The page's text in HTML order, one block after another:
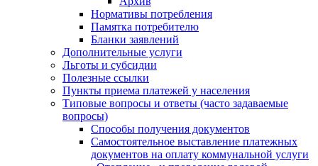
Нормативы потребления
Памятка потребителю
Бланки заявлений
Дополнительные услуги
Льготы и субсидии
Полезные ссылки
Пункты приема платежей у населения
Типовые вопросы и ответы (часто задаваемые
вопросы)
Способы получения документов
Самостоятельное выставление платежных
документов на оплату коммунальной услуги